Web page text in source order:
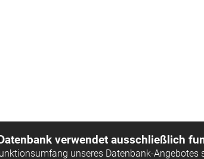
verwendet ausschließlich
unseres Datenbank-